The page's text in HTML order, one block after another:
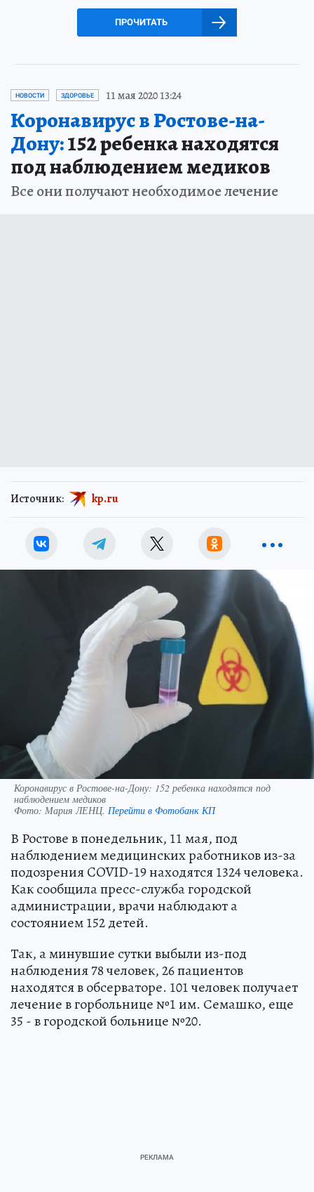
ПРОЧИТАТЬ
НОВОСТИ ЗДОРОВЬЕ 11 мая 2020 13:24
Коронавирус в Ростове-на-
Дону:152 ребенка находятся
под наблюдением медиков
Все они получают необходимое лечение
Источник: kp.ru
Коронавирус в Ростове-на-Дону: 152 ребенка находятся под
наблюдением медиков
Фото: Мария ЛЕНЦ. Перейти в Фотобанк КП
В Ростове в понедельник, 11 мая, под
наблюдением медицинских работников из-за
подозрения COVID-19 находятся 1324 человека.
Как сообщила пресс-служба городской
администрации, врачи наблюдают а
состоянием 152 детей.
Так, а минувшие сутки выбыли из-под
наблюдения 78 человек, 26 пациентов
находятся в обсерваторе. 101 человек получает
лечение в горбольнице №1 им. Семашко, еще
35 - в городской больнице №20.